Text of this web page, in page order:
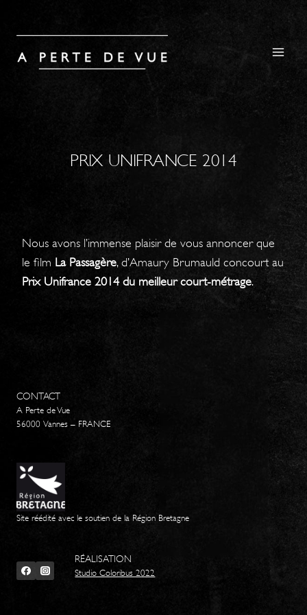
PRIX UNIFRANCE 2014
Nous avons l’immense plaisir de vous annoncer que
le film La Passagère, d’Amaury Brumauld concourt au
Prix Unifrance 2014 du meilleur court-métrage.
CONTACT
A Perte de Vue
56000 Vannes – FRANCE
Site réédité avec le soutien de la Région Bretagne
RÉALISATION
Studio Coloribus 2022